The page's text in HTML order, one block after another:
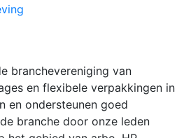
branchevereniging van
en flexibele verpakkingen in
en ondersteunen goed
branche door onze leden